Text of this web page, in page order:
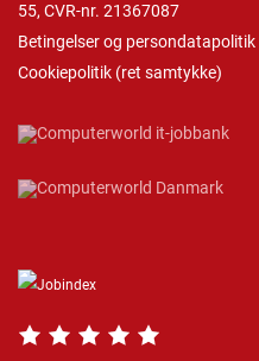
55, CVR-nr. 21367087
Betingelser og persondatapolitik
Cookiepolitik (ret samtykke)